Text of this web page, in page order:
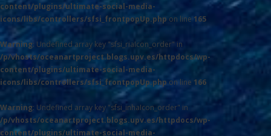
content/plugins/ultimate-social-media-
icons/libs/controllers/sfsi_frontpopUp.php on line 165
Warning: Undefined array key "sfsi_riaIcon_order" in
/p/vhosts/oceanartproject.blogs.upv.es/httpdocs/wp-
content/plugins/ultimate-social-media-
icons/libs/controllers/sfsi_frontpopUp.php on line 166
Warning: Undefined array key "sfsi_inhaIcon_order" in
/p/vhosts/oceanartproject.blogs.upv.es/httpdocs/wp-
content/plugins/ultimate-social-media-